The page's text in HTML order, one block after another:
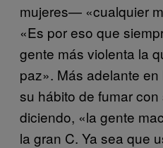
mujeres— «cualquier
«Es por eso que
gente más violenta la
paz». Más adelante
su hábito de fumar
diciendo, «la gente
la gran C. Ya sea que